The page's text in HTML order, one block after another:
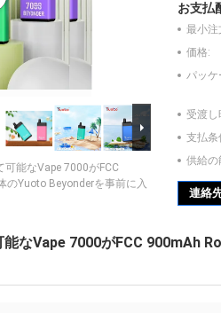
可能なVape 7000がFCC
のYuoto Beyonderを事前に入
お支払
最小注
価格:
パッケ
受渡し
支払条
供給の
連絡
なVape 7000がFCC 900mAh